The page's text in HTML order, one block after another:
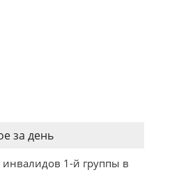
за день
инвалидов 1-й группы в